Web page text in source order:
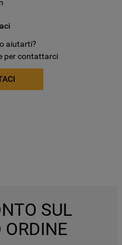
aiutarti?
per contattarci
SUL
ORDINE